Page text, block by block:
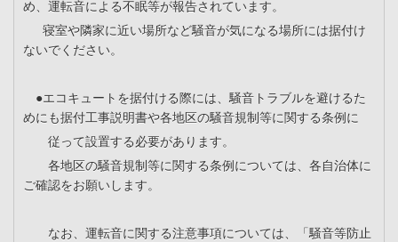
め、運転音による不眠等が報告されています。
寝室や隣家に近い場所など騒音が気になる場所には据付け
ないでください。
●エコキュートを据付ける際には、騒音トラブルを避けるた
めにも据付工事説明書や各地区の騒音規制等に関する条例に
従って設置する必要があります。
各地区の騒音規制等に関する条例については、各自治体に
ご確認をお願いします。
なお、運転音に関する注意事項については、「騒音等防止